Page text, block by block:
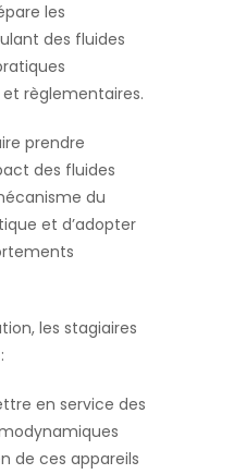
les
des fluides
règlementaires.
prendre
des fluides
du
et d’adopter
les stagiaires
en service des
de ces appareils